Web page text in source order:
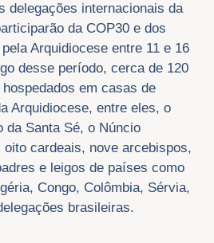
delegações internacionais da
da COP30 e dos
Arquidiocese entre 11 e 16
desse período, cerca de 120
em casas de
Arquidiocese, entre eles, o
da Santa Sé, o Núncio
cardeais, nove arcebispos,
e leigos de países como
Congo, Colômbia, Sérvia,
brasileiras.